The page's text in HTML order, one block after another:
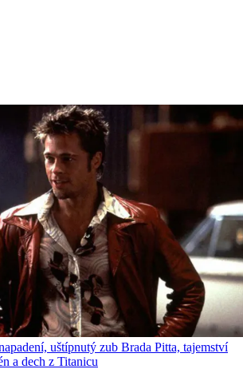
uštípnutý zub Brada Pitta, tajemství
a dech z Titanicu